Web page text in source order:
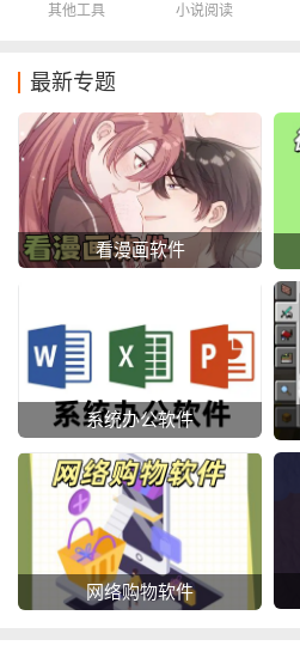
其他工具 小说阅读
最新专题
看漫画软件
系统办公软件
网络购物软件